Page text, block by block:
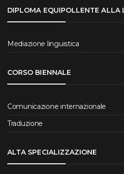
DIPLOMA EQUIPOLLENTE ALLA
Mediazione linguistica
CORSO BIENNALE
Comunicazione internazionale
Traduzione
ALTA SPECIALIZZAZIONE